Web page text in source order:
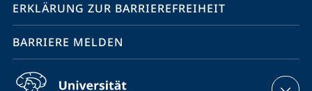
ERKLÄRUNG ZUR BARRIEREFREIHEIT
BARRIERE MELDEN